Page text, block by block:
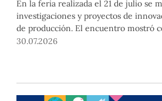
PUCP orientados a
necesidades del país
En la feria realizada el 21 de julio se
investigaciones y proyectos de
de producción. El encuentro mostró
adquirido en las aulas puede
30.07.2026